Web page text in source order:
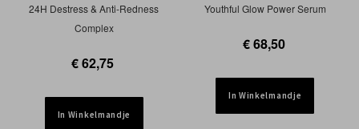
24H Destress & Anti-Redness
Complex
€ 62,75
In Winkelmandje
Youthful Glow Power Serum
€ 68,50
In Winkelmandje